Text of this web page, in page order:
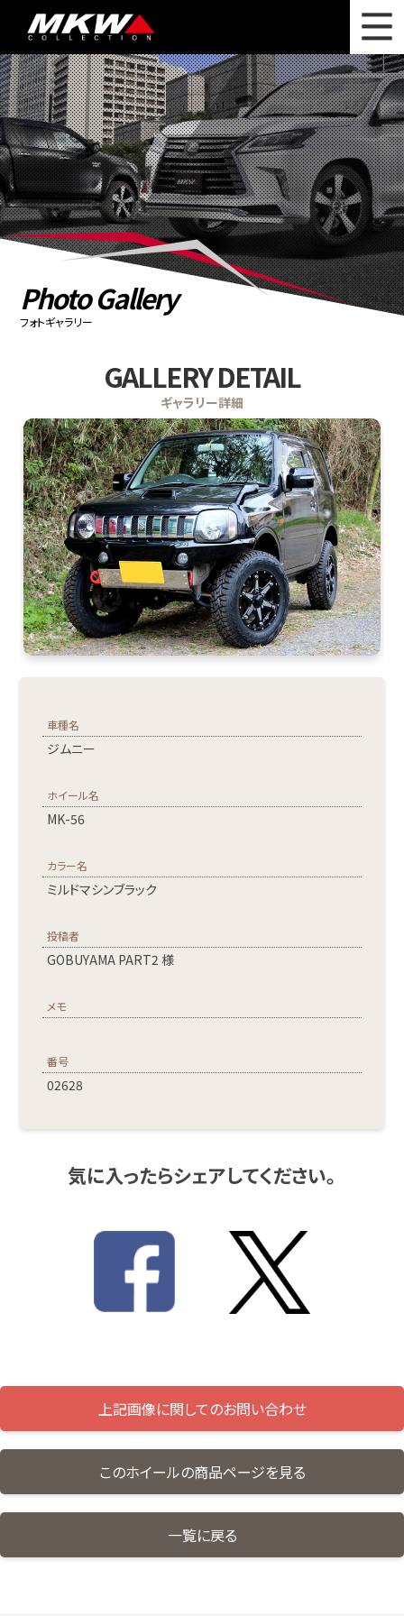
WHAT'S NEW ニュース
WHEEL LINEUP ホイールラインナップ
OTHER PRODUCT 関連製品
PHOTO GALLERY フォトギャラリー
カタログ請求
PRIVACY POLICY 個人情報保護方針
Photo Gallery
フォトギャラリー
GALLERY DETAIL
ギャラリー詳細
車種名
ジムニー
ホイール名
MK-56
カラー名
ミルドマシンブラック
投稿者
GOBUYAMA PART2 様
メモ
番号
02628
気に入ったらシェアしてください。
上記画像に関してのお問い合わせ
このホイールの商品ページを見る
一覧に戻る